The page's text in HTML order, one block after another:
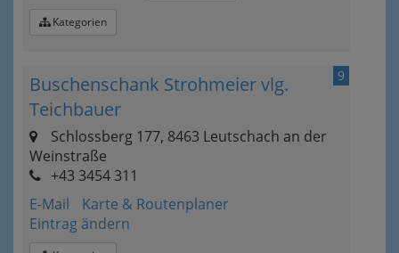
Kategorien
9
Buschenschank Strohmeier vlg.
Teichbauer
Schlossberg 177, 8463 Leutschach an der
Weinstraße
+43 3454 311
E-Mail
Karte & Routenplaner
Eintrag ändern